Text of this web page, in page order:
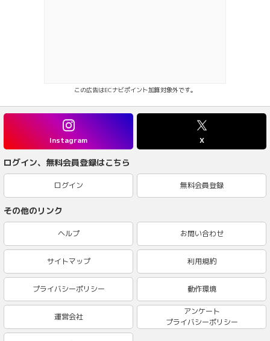
この広告はECナビポイント加算対象外です。
Instagram X
ログイン、無料会員登録はこちら
ログイン 無料会員登録
その他のリンク
ヘルプ お問い合わせ
サイトマップ 利用規約
プライバシーポリシー 動作環境
運営会社
アンケート
プライバシーポリシー